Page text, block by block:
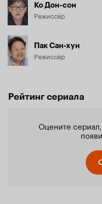
Ко Дон-сон
Режиссёр
Пак Сан-хун
Режиссёр
Рейтинг сериала
Оцените